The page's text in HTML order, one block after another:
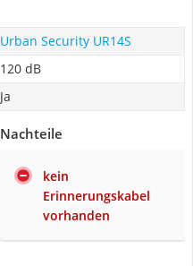
Urban Security UR14S
120 dB
Ja
Nachteile
kein
Erinnerungskabel
vorhanden